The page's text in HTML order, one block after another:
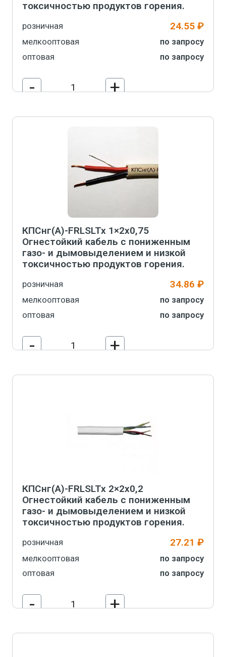
токсичностью продуктов горения.
розничная 24.55 ₽
мелкооптовая
по запросу
оптовая
по запросу
- +
КПСнг(А)-FRLSLTx 1×2х0,75
Огнестойкий кабель с пониженным
газо- и дымовыделением и низкой
токсичностью продуктов горения.
розничная 34.86 ₽
мелкооптовая
по запросу
оптовая
по запросу
- +
КПСнг(А)-FRLSLTx 2×2х0,2
Огнестойкий кабель с пониженным
газо- и дымовыделением и низкой
токсичностью продуктов горения.
розничная 27.21 ₽
мелкооптовая
по запросу
оптовая
по запросу
- +